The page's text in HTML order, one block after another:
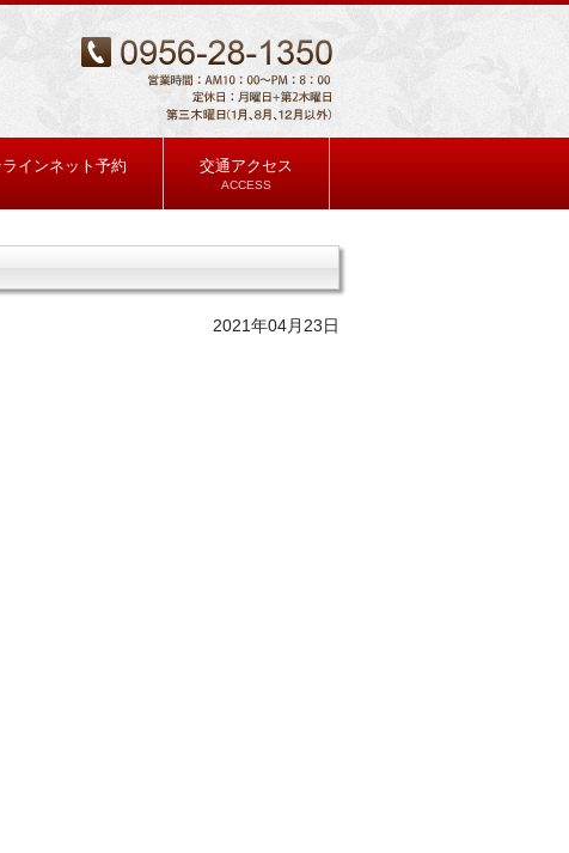
インネット予約 交通アクセス
ACCESS
2021年04月23日